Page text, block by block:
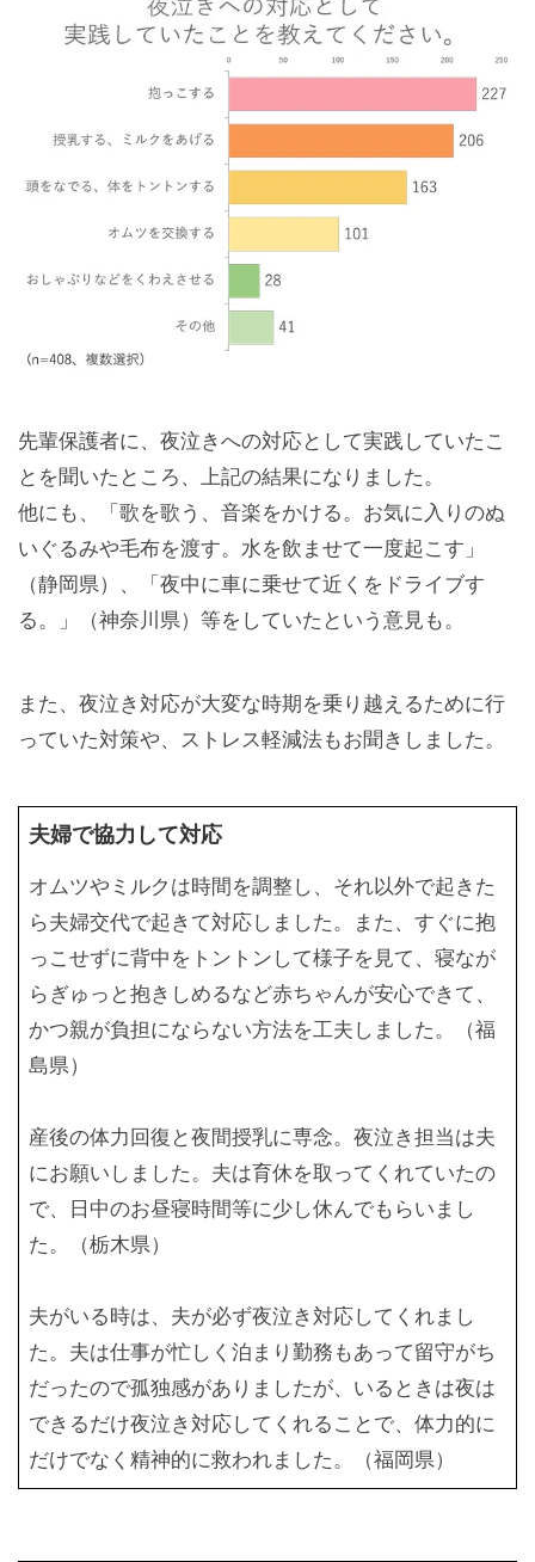
先輩保護者に、夜泣きへの対応として実践していたこ
とを聞いたところ、上記の結果になりました。
他にも、「歌を歌う、音楽をかける。お気に入りのぬ
いぐるみや毛布を渡す。水を飲ませて一度起こす」
（静岡県）、「夜中に車に乗せて近くをドライブす
る。」（神奈川県）等をしていたという意見も。
また、夜泣き対応が大変な時期を乗り越えるために行
っていた対策や、ストレス軽減法もお聞きしました。
夫婦で協力して対応
オムツやミルクは時間を調整し、それ以外で起きた
ら夫婦交代で起きて対応しました。また、すぐに抱
っこせずに背中をトントンして様子を見て、寝なが
らぎゅっと抱きしめるなど赤ちゃんが安心できて、
かつ親が負担にならない方法を工夫しました。（福
島県）
産後の体力回復と夜間授乳に専念。夜泣き担当は夫
にお願いしました。夫は育休を取ってくれていたの
で、日中のお昼寝時間等に少し休んでもらいまし
た。（栃木県）
夫がいる時は、夫が必ず夜泣き対応してくれまし
た。夫は仕事が忙しく泊まり勤務もあって留守がち
だったので孤独感がありましたが、いるときは夜は
できるだけ夜泣き対応してくれることで、体力的に
だけでなく精神的に救われました。（福岡県）